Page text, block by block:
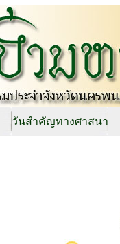
วันสำคัญทางศาสนา